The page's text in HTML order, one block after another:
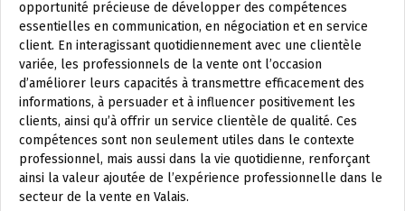
opportunité précieuse de développer des compétences
essentielles en communication, en négociation et en service
client. En interagissant quotidiennement avec une clientèle
variée, les professionnels de la vente ont l’occasion
d’améliorer leurs capacités à transmettre efficacement des
informations, à persuader et à influencer positivement les
clients, ainsi qu’à offrir un service clientèle de qualité. Ces
compétences sont non seulement utiles dans le contexte
professionnel, mais aussi dans la vie quotidienne, renforçant
ainsi la valeur ajoutée de l’expérience professionnelle dans le
secteur de la vente en Valais.